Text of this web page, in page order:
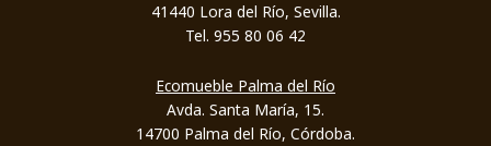
41440 Lora del Río, Sevilla.
Tel. 955 80 06 42
Ecomueble Palma del Río
Avda. Santa María, 15.
14700 Palma del Río, Córdoba.